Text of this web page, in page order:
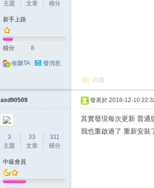
主題
文章
積分
新手上路
積分 8
收聽TA 發消息
回覆
asd90509
3
主題
33
文章
311
積分
中級會員
發表於 2018-12-10
其實發現每次更新 普通
我也重啟過了 重新安裝